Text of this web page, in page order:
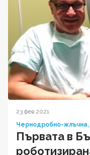
23 фев 2021
Чернодробно-жлъчна,
Първата в